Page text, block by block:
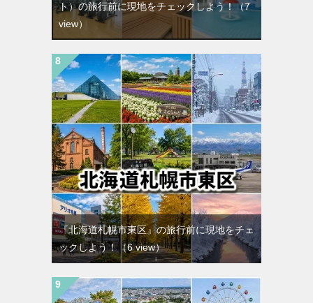
ト）の旅行前に現地をチェックしよう！（7
view）
『北海道札幌市東区』の旅行前に現地をチェ
ックしよう！（6 view）